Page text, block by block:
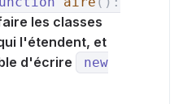
les classes
l'étendent, et
d'écrire
new